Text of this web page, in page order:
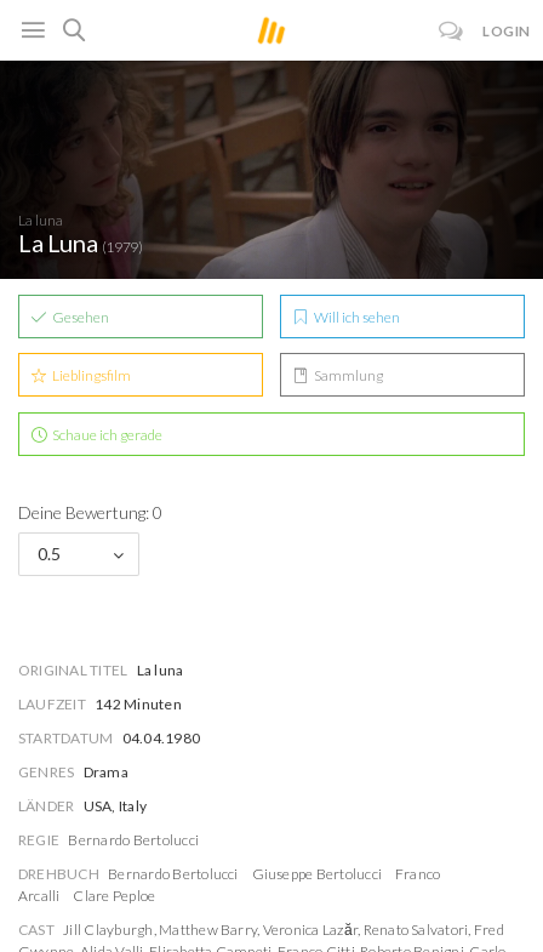
LOGIN
La luna
La Luna (1979)
Gesehen Will ich sehen
Lieblingsfilm Sammlung
Schaue ich gerade
Deine Bewertung: 0
0.5
ORIGINAL TITEL La luna
LAUFZEIT 142 Minuten
STARTDATUM
04.04.1980
GENRES Drama
LÄNDER USA, Italy
REGIE Bernardo Bertolucci
DREHBUCH Bernardo Bertolucci Giuseppe Bertolucci
Franco
Arcalli
Clare Peploe
CAST Jill Clayburgh, Matthew Barry, Veronica Lazăr, Renato Salvatori, Fred